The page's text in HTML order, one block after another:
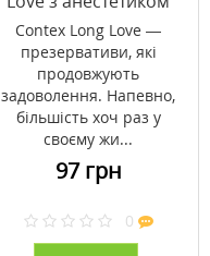
№3
Contex Long Love —
презервативи, які
продовжують
задоволення. Напевно,
більшість хоч раз у
своєму жи...
97 грн
0